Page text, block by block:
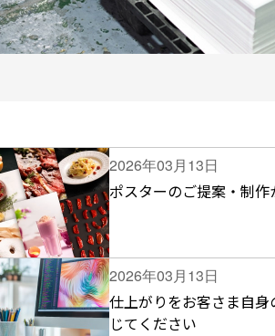
2026年03月13日
ポスターのご提案・制作
2026年03月13日
仕上がりをお客さま自
じてください